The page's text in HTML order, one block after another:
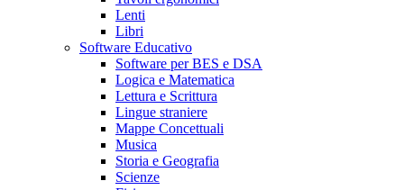
Lenti
Libri
Software Educativo
Software per BES e DSA
Logica e Matematica
Lettura e Scrittura
Lingue straniere
Mappe Concettuali
Musica
Storia e Geografia
Scienze